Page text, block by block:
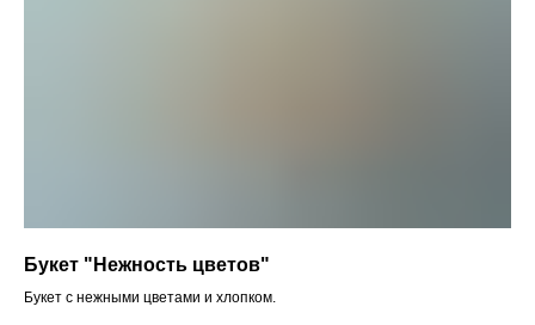
Букет "Нежность цветов"
Букет с нежными цветами и хлопком.